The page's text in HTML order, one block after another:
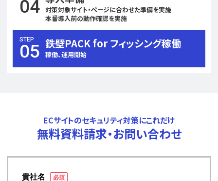
04 対策対象サイト・ページに合わせた準備を実施
本番導入前の動作確認を実施
STEP
05 鉄壁PACK for フィッシング稼働
稼働、運用開始
ECサイトのセキュリティ対策にこれだけ
無料資料請求・お問い合わせ